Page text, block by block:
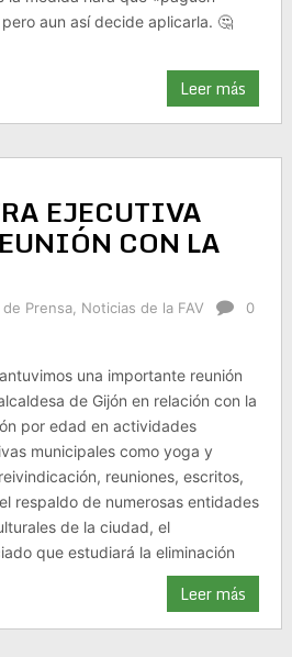
aun así decide aplicarla. 🤔
Leer más
EJECUTIVA
CON LA
Prensa, Noticias de la FAV
0
una importante reunión
de Gijón en relación con la
por edad en actividades
municipales como yoga y
reuniones, escritos,
respaldo de numerosas entidades
de la ciudad, el
que estudiará la eliminación
Leer más